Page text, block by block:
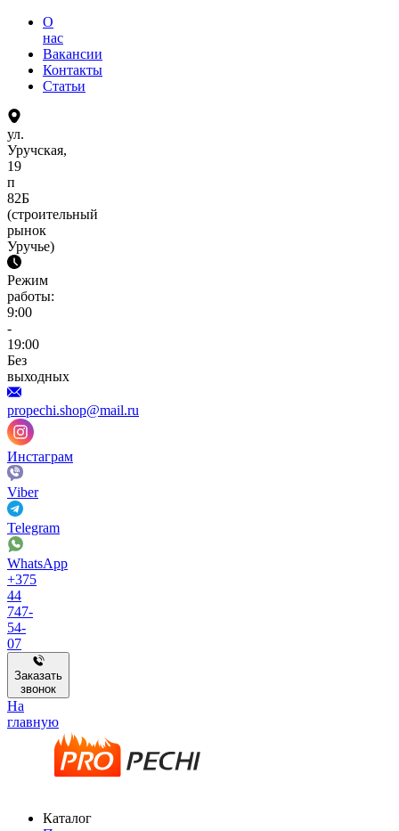
О
нас
Вакансии
Контакты
Статьи
ул.
Уручская,
19
п
82Б
(строительный
рынок
Уручье)
Режим
работы:
9:00
-
19:00
Без
выходных
propechi.shop@mail.ru
Инстаграм
Viber
Telegram
WhatsApp
+375
44
747-
54-
07
Заказать
звонок
На
главную
Каталог